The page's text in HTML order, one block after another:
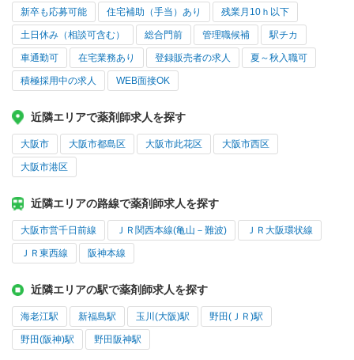
新卒も応募可能 住宅補助（手当）あり 残業月10ｈ以下
土日休み（相談可含む） 総合門前 管理職候補 駅チカ
車通勤可 在宅業務あり 登録販売者の求人 夏～秋入職可
積極採用中の求人 WEB面接OK
近隣エリアで薬剤師求人を探す
大阪市 大阪市都島区 大阪市此花区 大阪市西区
大阪市港区
近隣エリアの路線で薬剤師求人を探す
大阪市営千日前線 ＪＲ関西本線(亀山－難波) ＪＲ大阪環状線
ＪＲ東西線 阪神本線
近隣エリアの駅で薬剤師求人を探す
海老江駅 新福島駅 玉川(大阪)駅 野田(ＪＲ)駅
野田(阪神)駅 野田阪神駅